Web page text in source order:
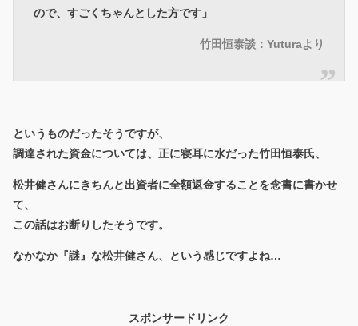
ので、すごくちゃんとした方です」
竹田恒泰談：Yuturaより
というものだったそうですが、
調達された資金については、正に寝耳に水だった竹田恒泰氏、
松井健さんにきちんと出資者に全額返金することを念書に書かせ
て、
この話はお断りしたそうです。
なかなか『謎』な松井健さん、という感じですよね…
スポンサードリンク